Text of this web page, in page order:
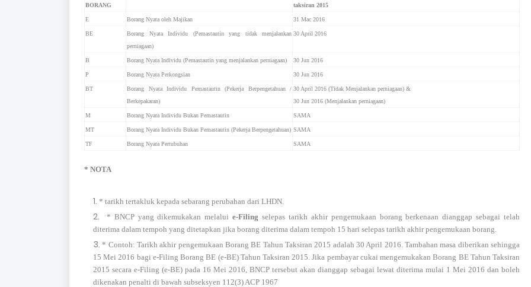
BORANG
taksiran 2015
E Borang Nyata oleh Majikan 31 Mac 2016
BE
Borang Nyata Individu (Pemastautin yang tidak menjalankan
perniagaan)
30 April 2016
B Borang Nyata Individu (Pemastautin yang menjalankan perniagaan) 30 Jun 2016
P Borang Nyata Perkongsian 30 Jun 2016
BT
Borang Nyata Individu Pemastautin (Pekerja Berpengetahuan /
Berkepakaran)
30 April 2016 (Tidak Menjalankan perniagaan) &
30 Jun 2016 (Menjalankan perniagaan)
M Borang Nyata Individu Bukan Pemastautin SAMA
MT Borang Nyata Individu Bukan Pemastautin (Pekerja Berpengetahuan) SAMA
TF Borang Nyata Pertubuhan SAMA
* NOTA
* tarikh tertakluk kepada sebarang perubahan dari LHDN.
* BNCP yang dikemukakan melaluie-Filing selepas tarikh akhir pengemukaan borang berkenaan dianggap sebagai telah
diterima dalam tempoh yang ditetapkan jika borang diterima dalam tempoh 15 hari selepas tarikh akhir pengemukaan borang.
* Contoh: Tarikh akhir pengemukaan Borang BE Tahun Taksiran 2015 adalah 30 April 2016. Tambahan masa diberikan sehingga
15 Mei 2016 bagi e-Filing Borang BE (e-BE) Tahun Taksiran 2015. Jika pembayar cukai mengemukakan Borang BE Tahun Taksiran
2015 secara e-Filing (e-BE) pada 16 Mei 2016, BNCP tersebut akan dianggap sebagai lewat diterima mulai 1 Mei 2016 dan boleh
dikenakan penalti di bawah subseksyen 112(3) ACP 1967